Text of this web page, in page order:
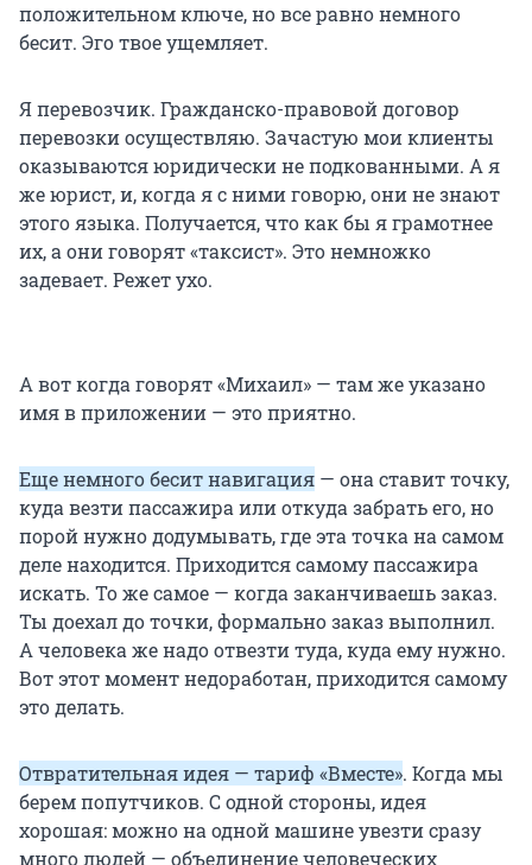
положительном ключе, но все равно немного
бесит. Эго твое ущемляет.
Я перевозчик. Гражданско-правовой договор
перевозки осуществляю. Зачастую мои клиенты
оказываются юридически не подкованными. А я
же юрист, и, когда я с ними говорю, они не знают
этого языка. Получается, что как бы я грамотнее
их, а они говорят «таксист». Это немножко
задевает. Режет ухо.
А вот когда говорят «Михаил» — там же указано
имя в приложении — это приятно.
Еще немного бесит навигация — она ставит точку,
куда везти пассажира или откуда забрать его, но
порой нужно додумывать, где эта точка на самом
деле находится. Приходится самому пассажира
искать. То же самое — когда заканчиваешь заказ.
Ты доехал до точки, формально заказ выполнил.
А человека же надо отвезти туда, куда ему нужно.
Вот этот момент недоработан, приходится самому
это делать.
Отвратительная идея — тариф «Вместе». Когда мы
берем попутчиков. С одной стороны, идея
хорошая: можно на одной машине увезти сразу
много людей — объединение человеческих